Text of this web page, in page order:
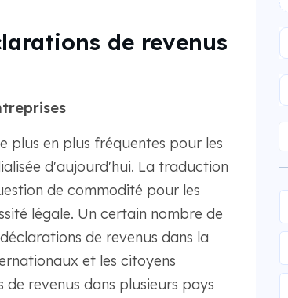
de revenus
plus en plus fréquentes pour les
d'aujourd'hui. La traduction
de commodité pour les
légale. Un certain nombre de
de revenus dans la
et les citoyens
revenus dans plusieurs pays